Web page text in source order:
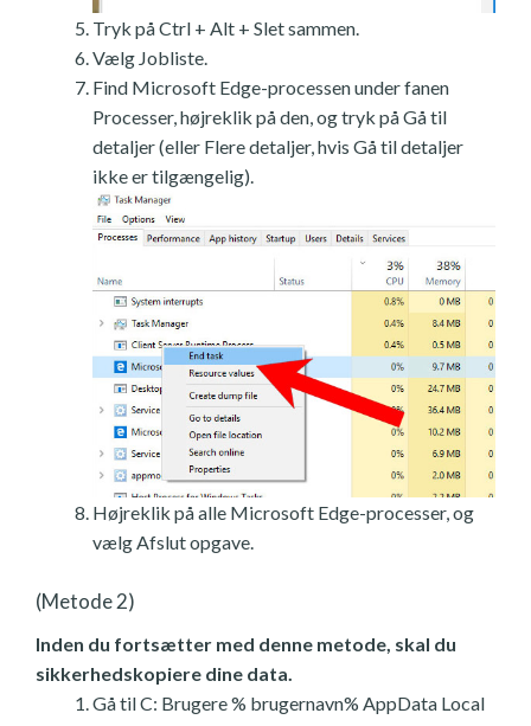
Tryk på Ctrl + Alt + Slet sammen.
Vælg Jobliste.
Find Microsoft Edge-processen under fanen
Processer, højreklik på den, og tryk på Gå til
detaljer (eller Flere detaljer, hvis Gå til detaljer
ikke er tilgængelig).
Højreklik på alle Microsoft Edge-processer, og
vælg Afslut opgave.
(Metode 2)
Inden du fortsætter med denne metode, skal du
sikkerhedskopiere dine data.
Gå til C: Brugere % brugernavn% AppData Local